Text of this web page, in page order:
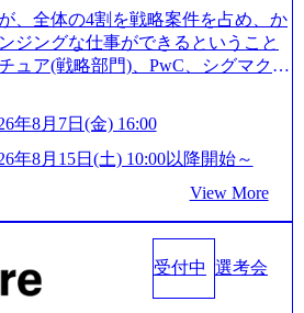
時間をいただく場合がございます
れ最大1時間を想定しております ・
びURLを共有させていただきます
もに、どの時間開始となってもご
考会のご参加希望の方は、事前に
ます(受験期限は1day選考会実施日
、30代以上のコンサルファーム経
検免除、書類選考のみ。 書類選考
格している方へ1day選考会当日の
ます。 急速なグローバル化により
描く事が困難になった大手企業を
事業立案や既存事業のトランスフ
、全体の4割を戦略案件を占め、か
ジングな仕事ができるということ
ュア(戦略部門)、PwC、シグマクシ
アな戦略を伸ばす新興ファーム。
可能性※SaaSプロダクト、地方創
ト比率99%、福岡や北海道在中者
り、ヘルスケアな業界は広げてい
給という他社にはない制度 ワンプ
織 2026年8月15日(土) 10:00以降開
※枠が限られておりますので、
応できない可能性がございます ※
年8月7日(金) 16:00
年8月15日(土) 10:00以降開始～
View More
受付中 選考会